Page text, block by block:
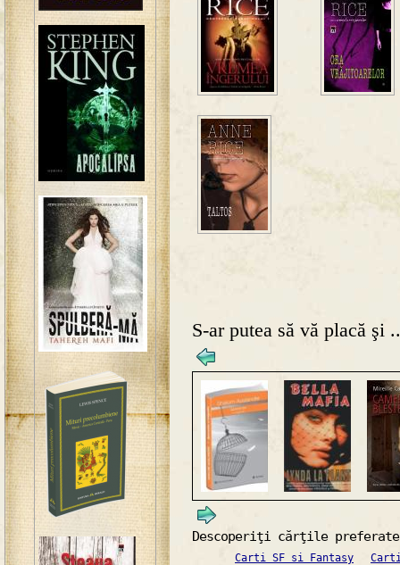
S-ar putea să vă placă şi
Descoperiţi cărţile
Carti SF si Fantasy